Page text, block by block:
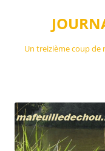
Un treizième coup de